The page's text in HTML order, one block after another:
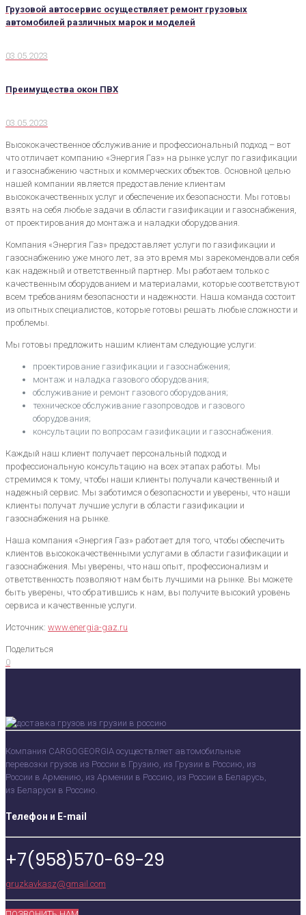
Грузовой автосервис осуществляет ремонт грузовых
автомобилей различных марок и моделей
03.05.2023
Преимущества окон ПВХ
03.05.2023
Высококачественное обслуживание и профессиональный подход – вот
что отличает компанию «Энергия Газ» на рынке услуг по газификации
и газоснабжению частных и коммерческих объектов. Основной целью
нашей компании является предоставление клиентам
высококачественных услуг и обеспечение их безопасности. Мы готовы
взять на себя любые задачи в области газификации и газоснабжения,
от проектирования до монтажа и наладки оборудования.
Компания «Энергия Газ» предоставляет услуги по газификации и
газоснабжению уже много лет, за это время мы зарекомендовали себя
как надежный и ответственный партнер. Мы работаем только с
качественным оборудованием и материалами, которые соответствуют
всем требованиям безопасности и надежности. Наша команда состоит
из опытных специалистов, которые готовы решать любые сложности и
проблемы.
Мы готовы предложить нашим клиентам следующие услуги:
проектирование газификации и газоснабжения;
монтаж и наладка газового оборудования;
обслуживание и ремонт газового оборудования;
техническое обслуживание газопроводов и газового
оборудования;
консультации по вопросам газификации и газоснабжения.
Каждый наш клиент получает персональный подход и
профессиональную консультацию на всех этапах работы. Мы
стремимся к тому, чтобы наши клиенты получали качественный и
надежный сервис. Мы заботимся о безопасности и уверены, что наши
клиенты получат лучшие услуги в области газификации и
газоснабжения на рынке.
Наша компания «Энергия Газ» работает для того, чтобы обеспечить
клиентов высококачественными услугами в области газификации и
газоснабжения. Мы уверены, что наш опыт, профессионализм и
ответственность позволяют нам быть лучшими на рынке. Вы можете
быть уверены, что обратившись к нам, вы получите высокий уровень
сервиса и качественные услуги.
​​​​​​​Источник: www.energia-gaz.ru
Поделиться
0
Компания CARGOGEORGIA осуществляет автомобильные
перевозки грузов из России в Грузию, из Грузии в Россию, из
России в Армению, из Армении в Россию, из России в Беларусь,
из Беларуси в Россию.
Телефон и E-mail
+7(958)570-69-29
gruzkavkasz@gmail.com